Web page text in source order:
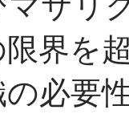
界を
の必要